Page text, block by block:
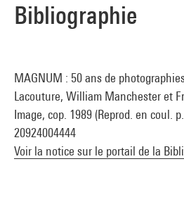
Bibliographie
MAGNUM : 50 ans de
Lacouture, William Manchester et
Image, cop. 1989 (Reprod. en coul.
20924004444
Voir la notice sur le portail de la